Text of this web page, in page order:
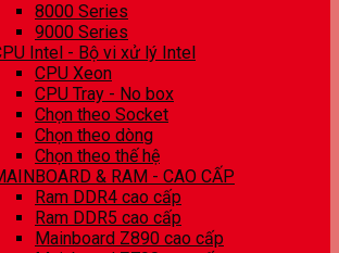
8000 Series
9000 Series
Intel - Bộ vi xử lý Intel
CPU Xeon
CPU Tray - No box
Chọn theo Socket
Chọn theo dòng
Chọn theo thế hệ
& RAM - CAO CẤP
Ram DDR4 cao cấp
Ram DDR5 cao cấp
Mainboard Z890 cao cấp